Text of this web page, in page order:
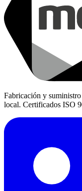
Fabricación y
local. Certificados ISO